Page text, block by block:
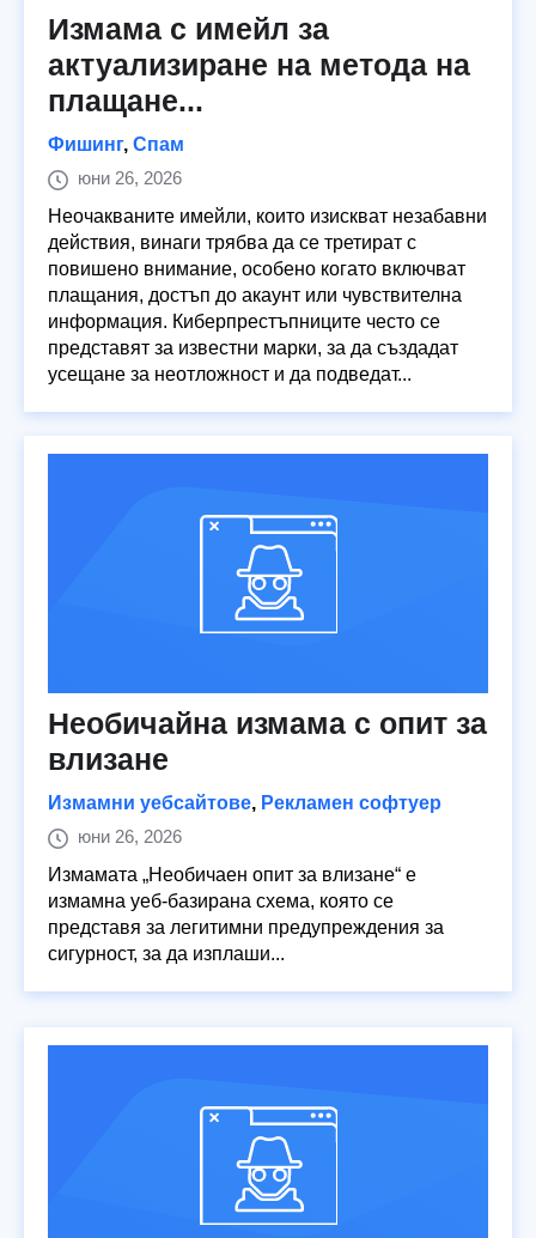
Измама с имейл за
актуализиране на метода на
плащане...
Фишинг, Спам
юни 26, 2026
Неочакваните имейли, които изискват незабавни
действия, винаги трябва да се третират с
повишено внимание, особено когато включват
плащания, достъп до акаунт или чувствителна
информация. Киберпрестъпниците често се
представят за известни марки, за да създадат
усещане за неотложност и да подведат...
Необичайна измама с опит за
влизане
Измамни уебсайтове, Рекламен софтуер
юни 26, 2026
Измамата „Необичаен опит за влизане“ е
измамна уеб-базирана схема, която се
представя за легитимни предупреждения за
сигурност, за да изплаши...